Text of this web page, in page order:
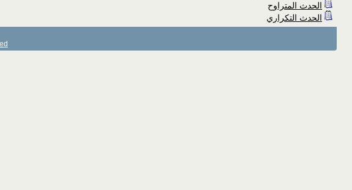
الحدث المتراوح
الحدث التكراري